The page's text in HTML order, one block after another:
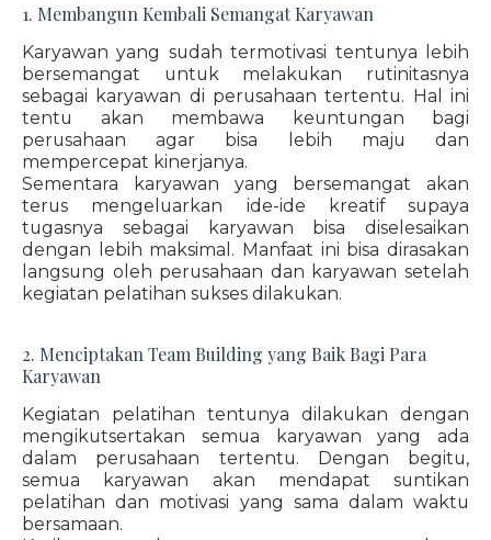
1. Membangun Kembali Semangat Karyawan
Karyawan yang sudah termotivasi tentunya lebih
bersemangat untuk melakukan rutinitasnya
sebagai karyawan di perusahaan tertentu. Hal ini
tentu akan membawa keuntungan bagi
perusahaan agar bisa lebih maju dan
mempercepat kinerjanya.
Sementara karyawan yang bersemangat akan
terus mengeluarkan ide-ide kreatif supaya
tugasnya sebagai karyawan bisa diselesaikan
dengan lebih maksimal. Manfaat ini bisa dirasakan
langsung oleh perusahaan dan karyawan setelah
kegiatan pelatihan sukses dilakukan.
2. Menciptakan Team Building yang Baik Bagi Para
Karyawan
Kegiatan pelatihan tentunya dilakukan dengan
mengikutsertakan semua karyawan yang ada
dalam perusahaan tertentu. Dengan begitu,
semua karyawan akan mendapat suntikan
pelatihan dan motivasi yang sama dalam waktu
bersamaan.